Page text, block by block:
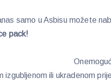
samo u Asbisu možete
pack!
izgubljenom ili ukradenom